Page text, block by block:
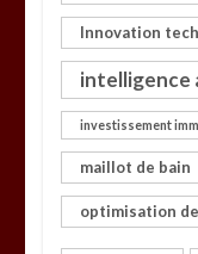
Innovation
intelligence
investissement
maillot de bain
optimisation de